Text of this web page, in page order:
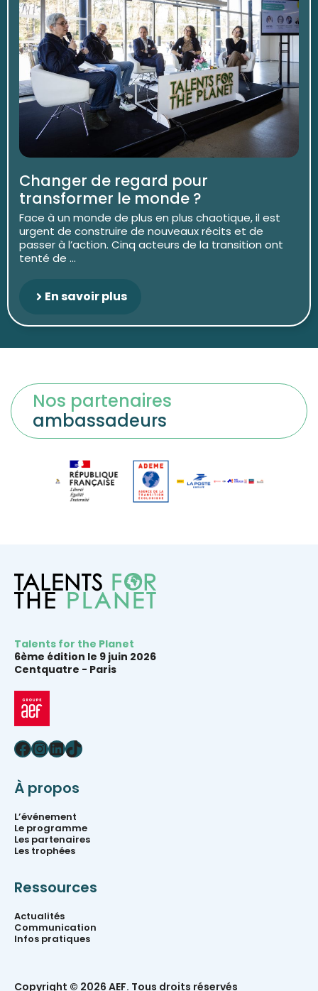
Changer de regard pour
transformer le monde ?
Face à un monde de plus en plus chaotique, il est
urgent de construire de nouveaux récits et de
passer à l’action. Cinq acteurs de la transition ont
tenté de ...
En savoir plus
Nos partenaires
ambassadeurs
Talents for the Planet
6ème édition le 9 juin 2026
Centquatre - Paris
Facebook
Instagram
LinkedIn
TikTok
À propos
L’événement
Le programme
Les partenaires
Les trophées
Ressources
Actualités
Communication
Infos pratiques
Copyright © 2026 AEF. Tous droits réservés